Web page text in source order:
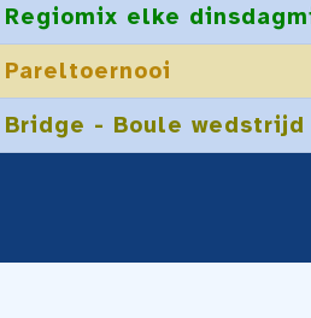
Regiomix elke
Pareltoernooi
Bridge - Boule wedstrijd